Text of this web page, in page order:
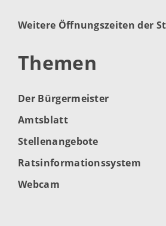
Weitere Öffnungszeiten der
Themen
Der Bürgermeister
Amtsblatt
Stellenangebote
Ratsinformationssystem
Webcam